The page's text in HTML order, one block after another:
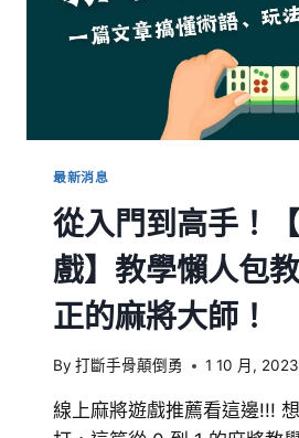
最新消息
從入門到高手！
戲】教學懶人包
正的麻將大師！
By 打斷手骨顛倒勇 1 10 月, 2023
線上麻將遊戲推薦看這邊!!!